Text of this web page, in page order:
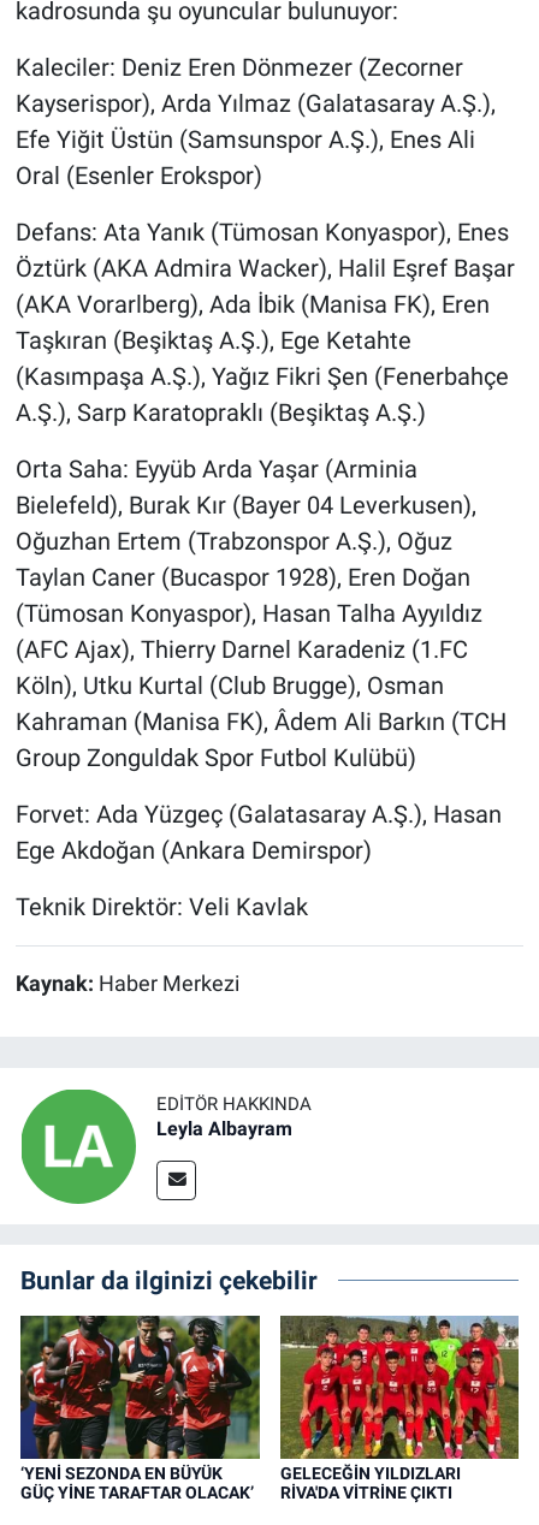
kadrosunda şu oyuncular bulunuyor:
Kaleciler: Deniz Eren Dönmezer (Zecorner
Kayserispor), Arda Yılmaz (Galatasaray A.Ş.),
Efe Yiğit Üstün (Samsunspor A.Ş.), Enes Ali
Oral (Esenler Erokspor)
Defans: Ata Yanık (Tümosan Konyaspor), Enes
Öztürk (AKA Admira Wacker), Halil Eşref Başar
(AKA Vorarlberg), Ada İbik (Manisa FK), Eren
Taşkıran (Beşiktaş A.Ş.), Ege Ketahte
(Kasımpaşa A.Ş.), Yağız Fikri Şen (Fenerbahçe
A.Ş.), Sarp Karatopraklı (Beşiktaş A.Ş.)
Orta Saha: Eyyüb Arda Yaşar (Arminia
Bielefeld), Burak Kır (Bayer 04 Leverkusen),
Oğuzhan Ertem (Trabzonspor A.Ş.), Oğuz
Taylan Caner (Bucaspor 1928), Eren Doğan
(Tümosan Konyaspor), Hasan Talha Ayyıldız
(AFC Ajax), Thierry Darnel Karadeniz (1.FC
Köln), Utku Kurtal (Club Brugge), Osman
Kahraman (Manisa FK), Âdem Ali Barkın (TCH
Group Zonguldak Spor Futbol Kulübü)
Forvet: Ada Yüzgeç (Galatasaray A.Ş.), Hasan
Ege Akdoğan (Ankara Demirspor)
Teknik Direktör: Veli Kavlak
Kaynak: Haber Merkezi
EDITÖR HAKKINDA
Leyla Albayram
Bunlar da ilginizi çekebilir
‘YENİ SEZONDA EN BÜYÜK
GÜÇ YİNE TARAFTAR OLACAK’
GELECEĞİN YILDIZLARI
RİVA'DA VİTRİNE ÇIKTI